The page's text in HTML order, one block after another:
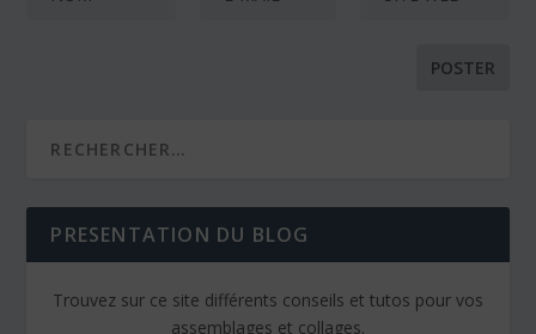
PRESENTATION DU BLOG
Trouvez sur ce site différents conseils et tutos pour vos
assemblages et collages.